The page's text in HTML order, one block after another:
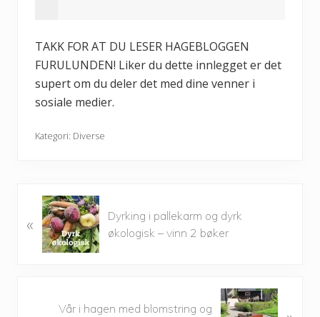
TAKK FOR AT DU LESER HAGEBLOGGEN
FURULUNDEN! Liker du dette innlegget er det
supert om du deler det med dine venner i
sosiale medier.
Kategori: Diverse
r
«
Dyrking i pallekarm og dyrk
økologisk – vinn 2 bøker
Vår i hagen med blomstring og